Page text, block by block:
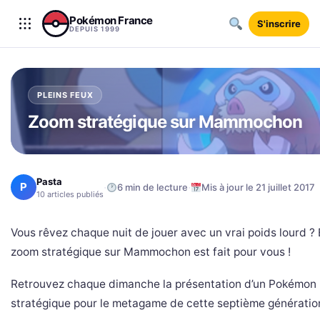
Aller au contenu
Pokémon France
DEPUIS 1999 S'inscrire
PLEINS FEUX
Zoom stratégique sur Mammochon
P Pasta
10 articles publiés · 6 min de lecture· Mis à jour le 21 juillet 2017
Vous rêvez chaque nuit de jouer avec un vrai poids lourd ?
zoom stratégique sur Mammochon est fait pour vous !
Retrouvez chaque dimanche la présentation d’un Pokémon
stratégique pour le metagame de cette septième